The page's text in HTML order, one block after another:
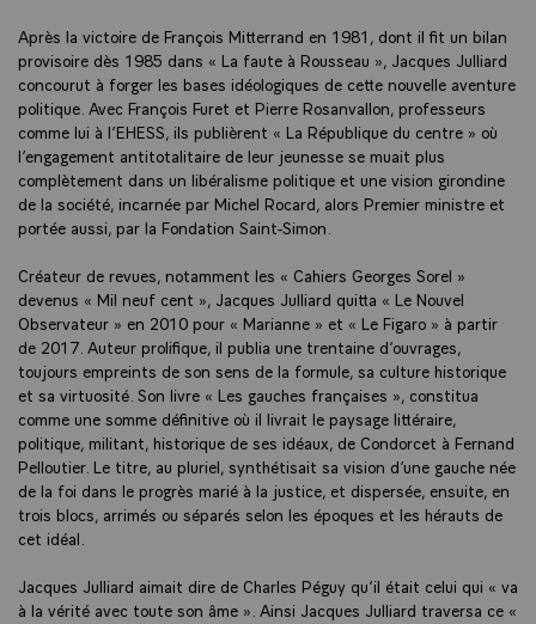
Après la victoire de François Mitterrand en 1981, dont il fit un bilan
provisoire dès 1985 dans « La faute à Rousseau », Jacques Julliard
concourut à forger les bases idéologiques de cette nouvelle aventure
politique. Avec François Furet et Pierre Rosanvallon, professeurs
comme lui à l’EHESS, ils publièrent « La République du centre » où
l’engagement antitotalitaire de leur jeunesse se muait plus
complètement dans un libéralisme politique et une vision girondine
de la société, incarnée par Michel Rocard, alors Premier ministre et
portée aussi, par la Fondation Saint-Simon.
Créateur de revues, notamment les « Cahiers Georges Sorel »
devenus « Mil neuf cent », Jacques Julliard quitta « Le Nouvel
Observateur » en 2010 pour « Marianne » et « Le Figaro » à partir
de 2017. Auteur prolifique, il publia une trentaine d’ouvrages,
toujours empreints de son sens de la formule, sa culture historique
et sa virtuosité. Son livre « Les gauches françaises », constitua
comme une somme définitive où il livrait le paysage littéraire,
politique, militant, historique de ses idéaux, de Condorcet à Fernand
Pelloutier. Le titre, au pluriel, synthétisait sa vision d’une gauche née
de la foi dans le progrès marié à la justice, et dispersée, ensuite, en
trois blocs, arrimés ou séparés selon les époques et les hérauts de
cet idéal.
Jacques Julliard aimait dire de Charles Péguy qu’il était celui qui « va
à la vérité avec toute son âme ». Ainsi Jacques Julliard traversa ce «